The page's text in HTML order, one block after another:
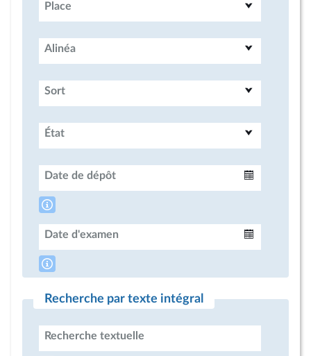
Place
Alinéa
Sort
État
Date de dépôt
Date d'examen
Recherche par texte intégral
Recherche textuelle